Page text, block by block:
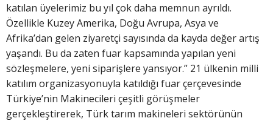
katılan üyelerimiz bu yıl çok daha memnun ayrıldı.
Özellikle Kuzey Amerika, Doğu Avrupa, Asya ve
Afrika’dan gelen ziyaretçi sayısında da kayda değer artış
yaşandı. Bu da zaten fuar kapsamında yapılan yeni
sözleşmelere, yeni siparişlere yansıyor.” 21 ülkenin milli
katılım organizasyonuyla katıldığı fuar çerçevesinde
Türkiye’nin Makinecileri çeşitli görüşmeler
gerçekleştirerek, Türk tarım makineleri sektörünün